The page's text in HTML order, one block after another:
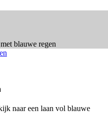
blauwe regen
naar een laan vol blauwe